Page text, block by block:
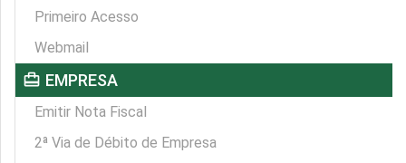
Primeiro Acesso
Webmail
card_travel EMPRESA
Emitir Nota Fiscal
2ª Via de Débito de Empresa